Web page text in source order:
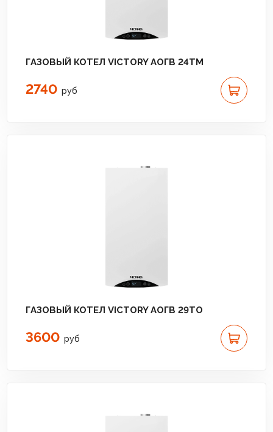
ГАЗОВЫЙ КОТЕЛ VICTORY АОГВ 24TM
2740 руб
ГАЗОВЫЙ КОТЕЛ VICTORY АОГВ 29TO
3600 руб